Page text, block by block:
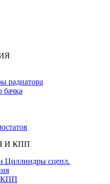
радиатора
И КПП
сцепл.
КПП